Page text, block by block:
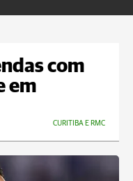
com
em
CURITIBA E RMC